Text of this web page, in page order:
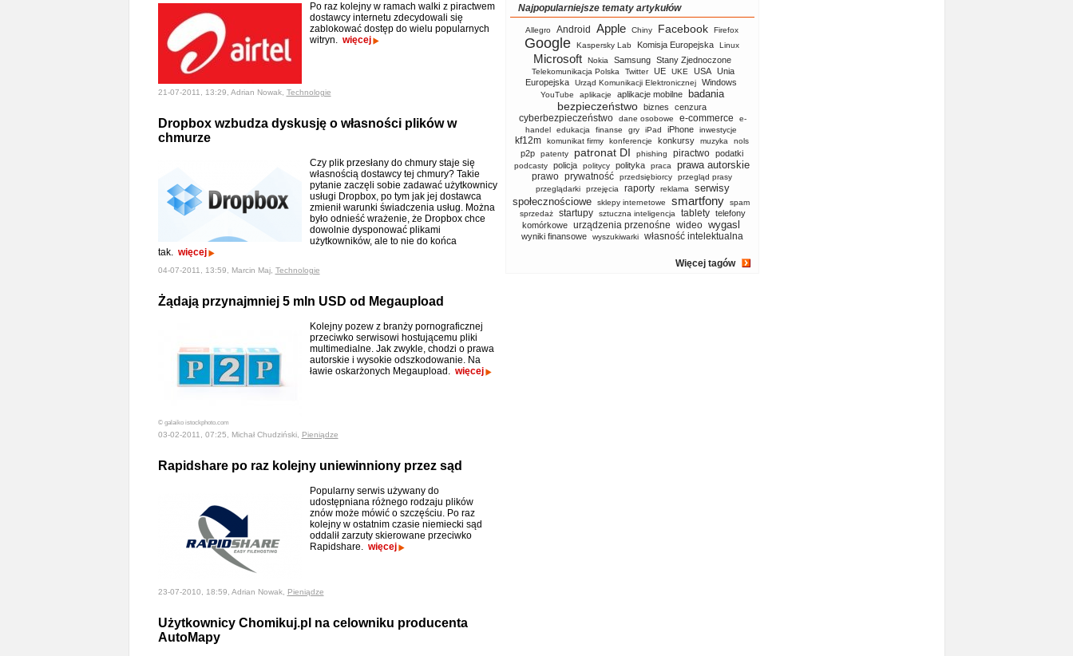
Po raz kolejny w ramach walki z piractwem
dostawcy internetu zdecydowali się
zablokować dostęp do wielu popularnych
witryn. więcej
21-07-2011, 13:29, Adrian Nowak, Technologie
Dropbox wzbudza dyskusję o własności plików w
chmurze
Czy plik przesłany do chmury staje się
własnością dostawcy tej chmury? Takie
pytanie zaczęli sobie zadawać użytkownicy
usługi Dropbox, po tym jak jej dostawca
zmienił warunki świadczenia usług. Można
było odnieść wrażenie, że Dropbox chce
dowolnie dysponować plikami
użytkowników, ale to nie do końca
tak. więcej
04-07-2011, 13:59, Marcin Maj, Technologie
Żądają przynajmniej 5 mln USD od Megaupload
© galaiko istockphoto.com
Kolejny pozew z branży pornograficznej
przeciwko serwisowi hostującemu pliki
multimedialne. Jak zwykle, chodzi o prawa
autorskie i wysokie odszkodowanie. Na
ławie oskarżonych Megaupload. więcej
03-02-2011, 07:25, Michał Chudziński, Pieniądze
Rapidshare po raz kolejny uniewinniony przez sąd
Popularny serwis używany do
udostępniana różnego rodzaju plików
znów może mówić o szczęściu. Po raz
kolejny w ostatnim czasie niemiecki sąd
oddalił zarzuty skierowane przeciwko
Rapidshare. więcej
23-07-2010, 18:59, Adrian Nowak, Pieniądze
Użytkownicy Chomikuj.pl na celowniku producenta
AutoMapy
Najpopularniejsze tematy artykułów
Allegro Android Apple Chiny Facebook Firefox
Google Kaspersky Lab Komisja Europejska Linux
Microsoft Nokia Samsung Stany Zjednoczone
Telekomunikacja Polska Twitter UE UKE USA
Unia
Europejska
Urząd Komunikacji Elektronicznej Windows
YouTube aplikacje aplikacje mobilne badania
bezpieczeństwo biznes cenzura
cyberbezpieczeństwo dane osobowe e-commerce
e-
handel
edukacja finanse gry iPad iPhone inwestycje
kf12m komunikat firmy konferencje konkursy muzyka nols
p2p patenty patronat DI phishing piractwo podatki
podcasty policja politycy polityka praca prawa autorskie
prawo prywatność przedsiębiorcy
przegląd prasy
przeglądarki
przejęcia raporty reklama
serwisy
społecznościowe
sklepy internetowe smartfony
spam
sprzedaż
startupy sztuczna inteligencja tablety telefony
komórkowe urządzenia przenośne wideo wygasl
wyniki finansowe wyszukiwarki własność intelektualna
Więcej tagów